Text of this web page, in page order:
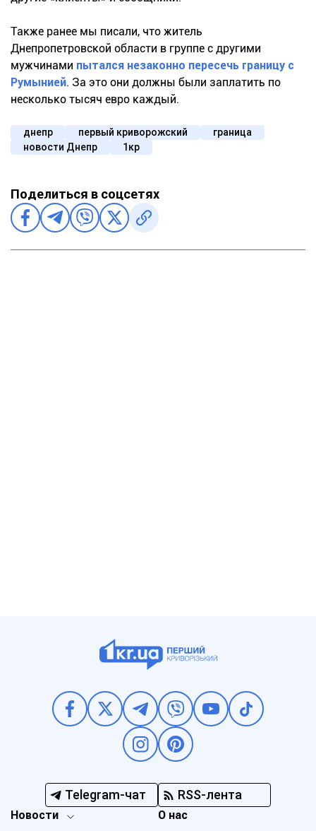
Также ранее мы писали, что житель
Днепропетровской области в группе с другими
мужчинами пытался незаконно пересечь границу с
Румынией. За это они должны были заплатить по
несколько тысяч евро каждый.
днепр первый криворожский
граница
новости Днепр
1кр
Поделиться в соцсетях
Telegram-чат RSS-лента
Новости О нас